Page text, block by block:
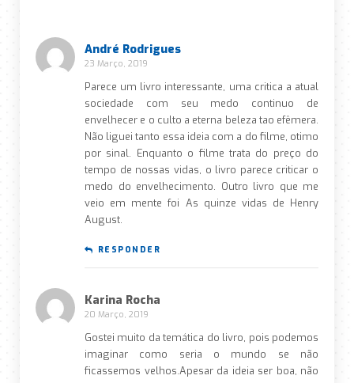
André Rodrigues
23 Março, 2019
Parece um livro interessante, uma critica a atual
sociedade com seu medo continuo de
envelhecer e o culto a eterna beleza tao efêmera.
Não liguei tanto essa ideia com a do filme, otimo
por sinal. Enquanto o filme trata do preço do
tempo de nossas vidas, o livro parece criticar o
medo do envelhecimento. Outro livro que me
veio em mente foi As quinze vidas de Henry
August.
RESPONDER
Karina Rocha
20 Março, 2019
Gostei muito da temática do livro, pois podemos
imaginar como seria o mundo se não
ficassemos velhos.Apesar da ideia ser boa, não